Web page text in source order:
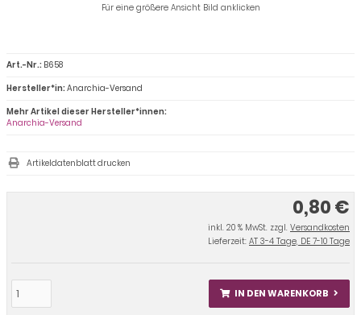
Für eine größere Ansicht Bild anklicken
0,80 €
inkl. 20 % MwSt. zzgl. Versandkosten
Lieferzeit: AT 3-4 Tage, DE 7-10 Tage
IN DEN WARENKORB
Art.-Nr.: B658
Hersteller*in:Anarchia-Versand
Mehr Artikel dieser Hersteller*innen:
Anarchia-Versand
Artikeldatenblatt drucken